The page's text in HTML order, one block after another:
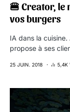
🍔 Creator, le
vos burgers
IA dans la
propose à ses
25 JUIN. 2018 5,4K